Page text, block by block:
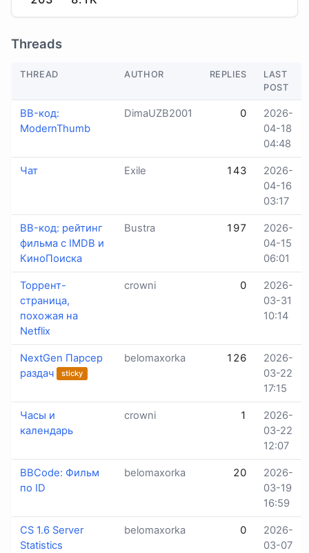
Threads
THREAD AUTHOR REPLIES
LAST
POST
BB-код:
ModernThumb
DimaUZB2001 0
2026-
04-18
04:48
Чат Exile 143
2026-
04-16
03:17
BB-код: рейтинг
фильма с IMDB и
КиноПоиска
Bustra 197
2026-
04-15
06:01
Торрент-
страница,
похожая на
Netflix
crowni 0
2026-
03-31
10:14
NextGen Парсер
раздач
sticky
belomaxorka 126
2026-
03-22
17:15
Часы и
календарь
crowni 1
2026-
03-22
12:07
BBCode: Фильм
по ID
belomaxorka 20
2026-
03-19
16:59
CS 1.6 Server
Statistics
belomaxorka 0
2026-
03-07